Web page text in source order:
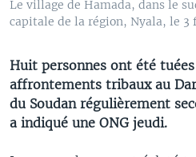
Le village de Hamada, dans le
capitale de la région, Nyala, le 3
Huit personnes ont été
affrontements tribaux au
du Soudan régulièrement
a indiqué une ONG jeudi.